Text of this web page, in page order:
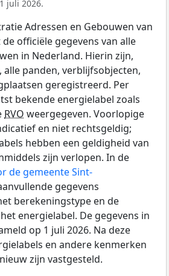
juli 2026.
Adressen en Gebouwen van
officiële gegevens van alle
in Nederland. Hierin zijn,
alle panden, verblijfsobjecten,
geregistreerd. Per
bekende energielabel zoals
RVO weergegeven. Voorlopige
en niet rechtsgeldig;
hebben een geldigheid van
zijn verlopen. In de
de gemeente Sint-
gegevens
berekeningstype en de
energielabel. De gegevens in
op 1 juli 2026. Na deze
en andere kenmerken
zijn vastgesteld.